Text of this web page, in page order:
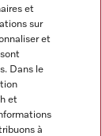
et
sur
et
Dans le
et
à